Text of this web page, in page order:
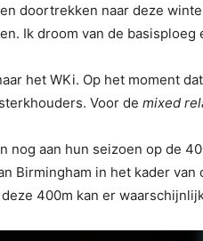
doortrekken naar deze
Ik droom van de basisploeg
het WKi. Op het moment
Voor de mixed
nog aan hun seizoen op de
Birmingham in het kader
400m kan er